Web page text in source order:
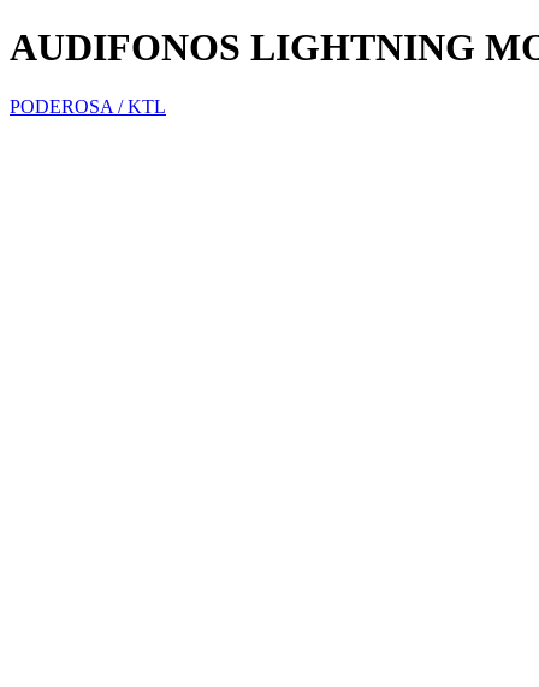
AUDIFONOS LIGHTNING
PODEROSA / KTL